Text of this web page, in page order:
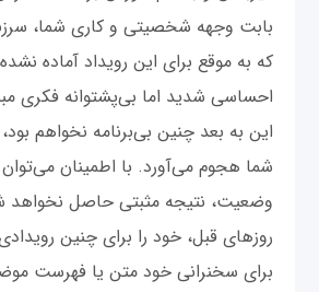
بابت وجهه شخصیتی و کاری شما،
که به موقع برای این رویداد آماده
احساسی شدید اما بی‌پشتوانه فکری
این به بعد چنین بی‌برنامه نخواهم
شما هجوم می‌آورد. با اطمینان
وضعیت، نتیجه مثبتی حاصل نخواهد
روزهای قبل، خود را برای چنین
برای سخنرانی خود متن یا فهرست